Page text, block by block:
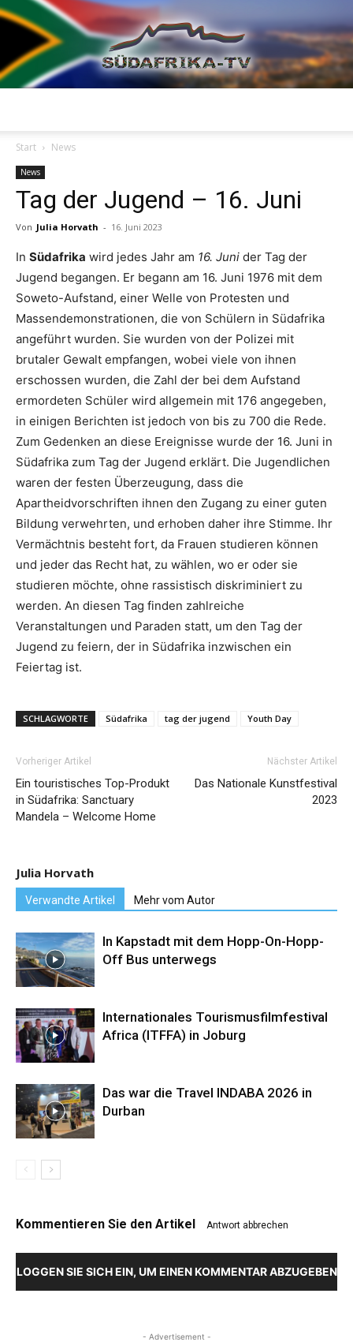
TV
Start News
News
Tag der Jugend – 16. Juni
Von Julia Horvath - 16. Juni 2023
In Südafrika wird jedes Jahr am 16. Juni der Tag der
Jugend begangen. Er begann am 16. Juni 1976 mit dem
Soweto-Aufstand, einer Welle von Protesten und
Massendemonstrationen, die von Schülern in Südafrika
angeführt wurden. Sie wurden von der Polizei mit
brutaler Gewalt empfangen, wobei viele von ihnen
erschossen wurden, die Zahl der bei dem Aufstand
ermordeten Schüler wird allgemein mit 176 angegeben,
in einigen Berichten ist jedoch von bis zu 700 die Rede.
Zum Gedenken an diese Ereignisse wurde der 16. Juni in
Südafrika zum Tag der Jugend erklärt. Die Jugendlichen
waren der festen Überzeugung, dass die
Apartheidvorschriften ihnen den Zugang zu einer guten
Bildung verwehrten, und erhoben daher ihre Stimme. Ihr
Vermächtnis besteht fort, da Frauen studieren können
und jeder das Recht hat, zu wählen, wo er oder sie
studieren möchte, ohne rassistisch diskriminiert zu
werden. An diesen Tag finden zahlreiche
Veranstaltungen und Paraden statt, um den Tag der
Jugend zu feiern, der in Südafrika inzwischen ein
Feiertag ist.
SCHLAGWORTE Südafrika tag der jugend Youth Day
Vorheriger Artikel
Ein touristisches Top-Produkt
in Südafrika: Sanctuary
Mandela – Welcome Home
Nächster Artikel
Das Nationale Kunstfestival
2023
Julia Horvath
Verwandte Artikel Mehr vom Autor
In Kapstadt mit dem Hopp-On-Hopp-
Off Bus unterwegs
Internationales Tourismusfilmfestival
Africa (ITFFA) in Joburg
Das war die Travel INDABA 2026 in
Durban
Kommentieren Sie den Artikel Antwort abbrechen
LOGGEN SIE SICH EIN, UM EINEN KOMMENTAR ABZUGEBEN
- Advertisement -